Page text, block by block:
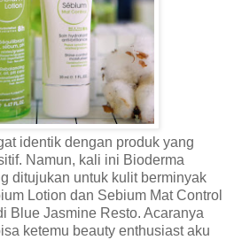
identik dengan produk yang
Namun, kali ini Bioderma
ditujukan untuk kulit berminyak
Lotion dan Sebium Mat Control
Blue Jasmine Resto. Acaranya
ketemu beauty enthusiast aku